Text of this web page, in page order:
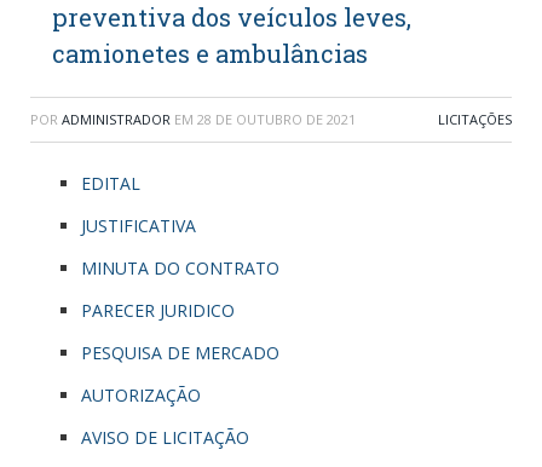
preventiva dos veículos leves,
camionetes e ambulâncias
POR ADMINISTRADOR EM 28 DE OUTUBRO DE 2021 LICITAÇÕES
EDITAL
JUSTIFICATIVA
MINUTA DO CONTRATO
PARECER JURIDICO
PESQUISA DE MERCADO
AUTORIZAÇÃO
AVISO DE LICITAÇÃO